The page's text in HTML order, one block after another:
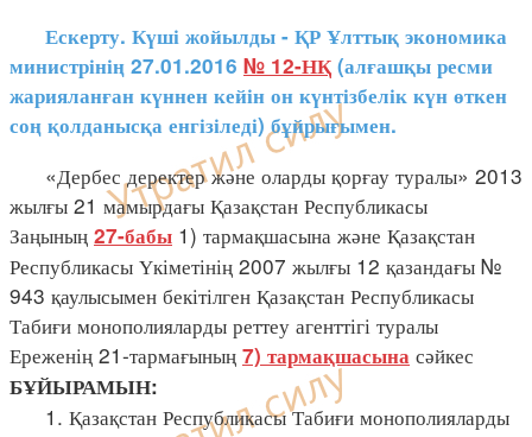
Ескерту. Күші жойылды - ҚР Ұлттық экономика
министрінің 27.01.2016 № 12-НҚ (алғашқы ресми
жарияланған күннен кейін он күнтізбелік күн өткен
соң қолданысқа енгізіледі) бұйрығымен.
«Дербес деректер және оларды қорғау туралы» 2013
жылғы 21 мамырдағы Қазақстан Республикасы
Заңының 27-бабы 1) тармақшасына және Қазақстан
Республикасы Үкіметінің 2007 жылғы 12 қазандағы №
943 қаулысымен бекітілген Қазақстан Республикасы
Табиғи монополияларды реттеу агенттігі туралы
Ереженің 21-тармағының 7) тармақшасына сәйкес
БҰЙЫРАМЫН:
1. Қазақстан Республикасы Табиғи монополияларды